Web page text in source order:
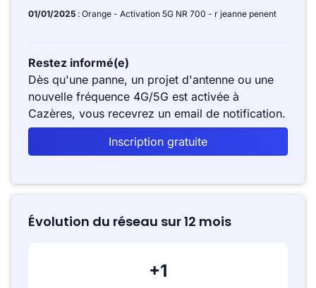
01/01/2025 : Orange - Activation 5G NR 700 - r jeanne penent
Restez informé(e)
Dès qu'une panne, un projet d'antenne ou une
nouvelle fréquence 4G/5G est activée à
Cazères, vous recevrez un email de notification.
Inscription gratuite
Évolution du réseau sur 12 mois
+1